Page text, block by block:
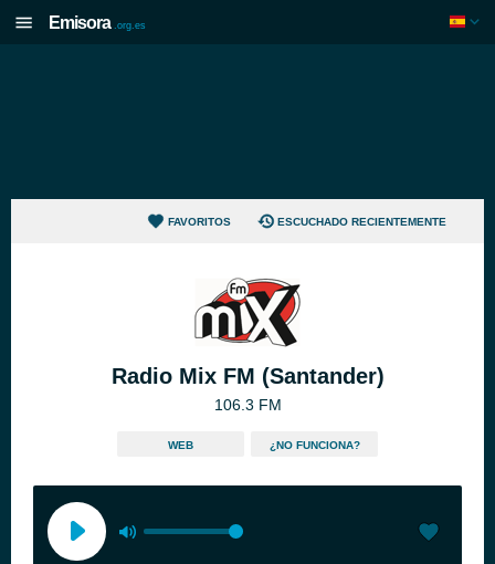
Emisora .org.es
FAVORITOS ESCUCHADO RECIENTEMENTE
Radio Mix FM (Santander)
106.3 FM
WEB ¿NO FUNCIONA?